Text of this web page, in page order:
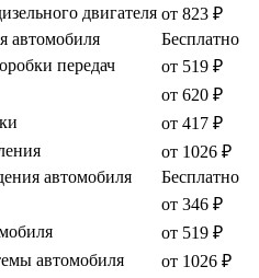
двигателя от 823 ₽
автомобиля
Бесплатно
передач
от 519 ₽
от 620 ₽
от 417 ₽
от 1026 ₽
автомобиля
Бесплатно
от 346 ₽
от 519 ₽
автомобиля
от 1026 ₽